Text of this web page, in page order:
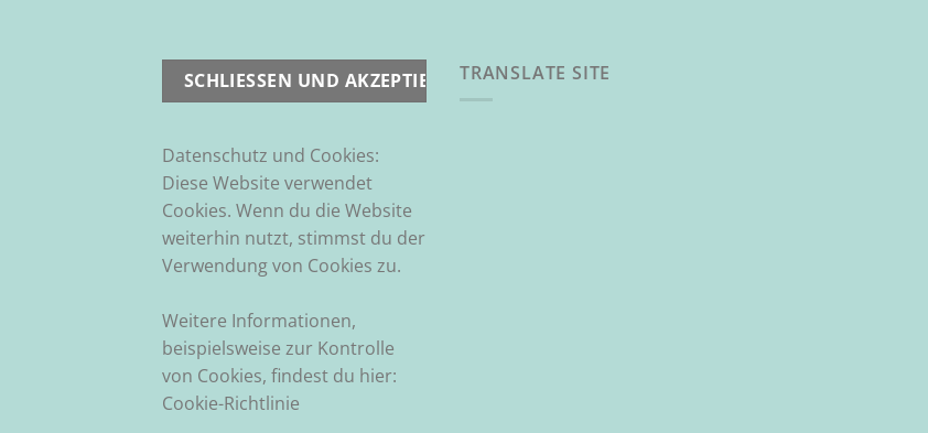
Datenschutz und Cookies:
Diese Website verwendet
Cookies. Wenn du die Website
weiterhin nutzt, stimmst du der
Verwendung von Cookies zu.
Weitere Informationen,
beispielsweise zur Kontrolle
von Cookies, findest du hier:
Cookie-Richtlinie
TRANSLATE SITE